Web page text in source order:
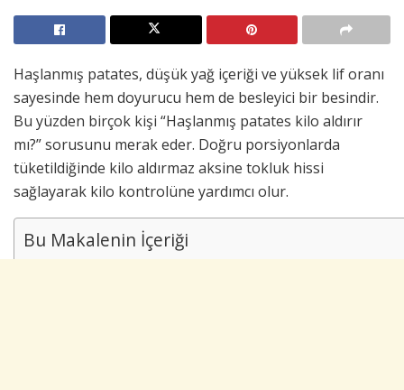
Haşlanmış patates, düşük yağ içeriği ve yüksek lif oranı
sayesinde hem doyurucu hem de besleyici bir besindir.
Bu yüzden birçok kişi “Haşlanmış patates kilo aldırır
mı?” sorusunu merak eder. Doğru porsiyonlarda
tüketildiğinde kilo aldırmaz aksine tokluk hissi
sağlayarak kilo kontrolüne yardımcı olur.
Bu Makalenin İçeriği